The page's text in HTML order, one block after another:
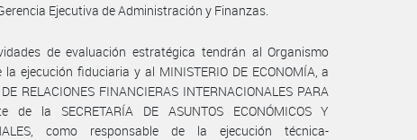
Ejecutiva de Administración y Finanzas.
de evaluación estratégica tendrán al Organismo
ejecución fiduciaria y al MINISTERIO DE ECONOMÍA, a
RELACIONES FINANCIERAS INTERNACIONALES PARA
de la SECRETARÍA DE ASUNTOS ECONÓMICOS Y
como responsable de la ejecución técnica-